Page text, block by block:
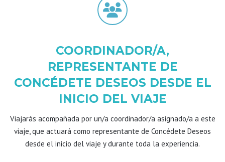
COORDINADOR/A,
REPRESENTANTE DE
CONCÉDETE DESEOS DESDE EL
INICIO DEL VIAJE
Viajarás acompañada por un/a coordinador/a asignado/a a este
viaje, que actuará como representante de Concédete Deseos
desde el inicio del viaje y durante toda la experiencia.